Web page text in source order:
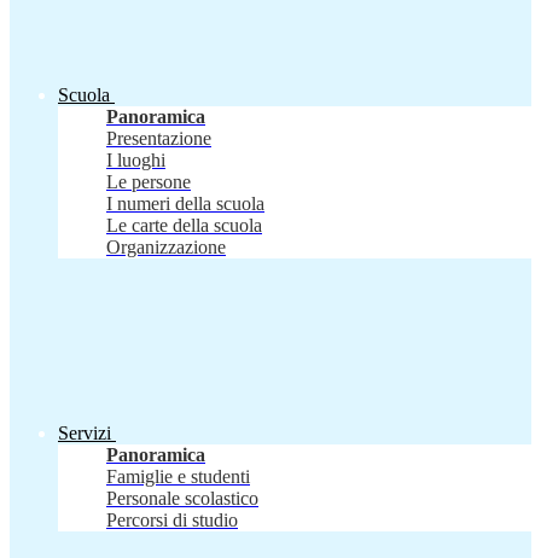
Scuola
Panoramica
Presentazione
I luoghi
Le persone
I numeri della scuola
Le carte della scuola
Organizzazione
Servizi
Panoramica
Famiglie e studenti
Personale scolastico
Percorsi di studio